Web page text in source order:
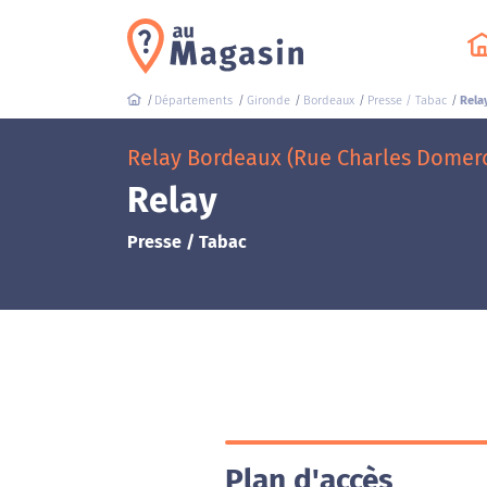
Départements Gironde Bordeaux Presse / Tabac
Relay Bordeaux (Rue Charles
Relay
Presse / Tabac